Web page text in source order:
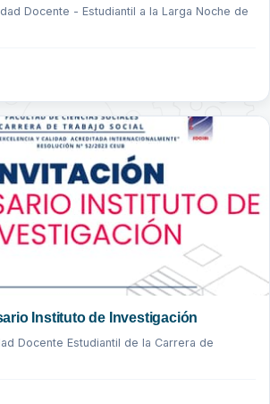
Docente - Estudiantil a la Larga Noche de
Instituto de Investigación
Docente Estudiantil de la Carrera de